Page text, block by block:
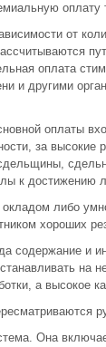
оплату
от
оплата
и другими
оплаты
за высокие
к достижению
либо
хороших
содержание и
на
а высокое
Она